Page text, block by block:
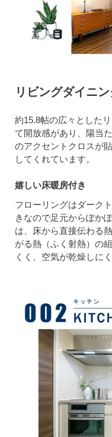
リビングダイニ
約15.8帖の広々とした
て開放感があり、陽当
のアクセントクロスが
してくれています。
嬉しい床暖房付き
フローリングはダーク
きなので足元からぽか
は、床から直接伝わる
がる熱（ふく射熱）の
くく、空気が乾燥しに